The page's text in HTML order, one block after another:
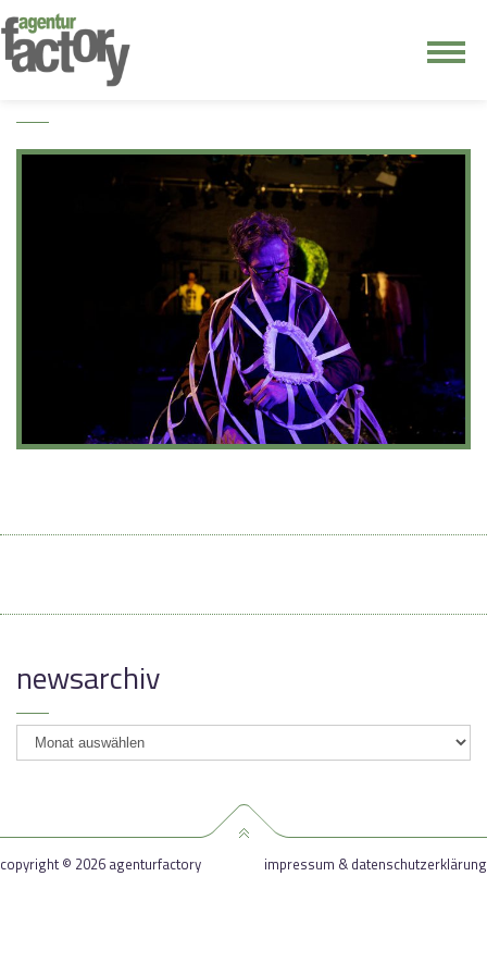
kontakt
newsarchiv
newsarchiv
copyright © 2026 agenturfactory impressum & datenschutzerklärung